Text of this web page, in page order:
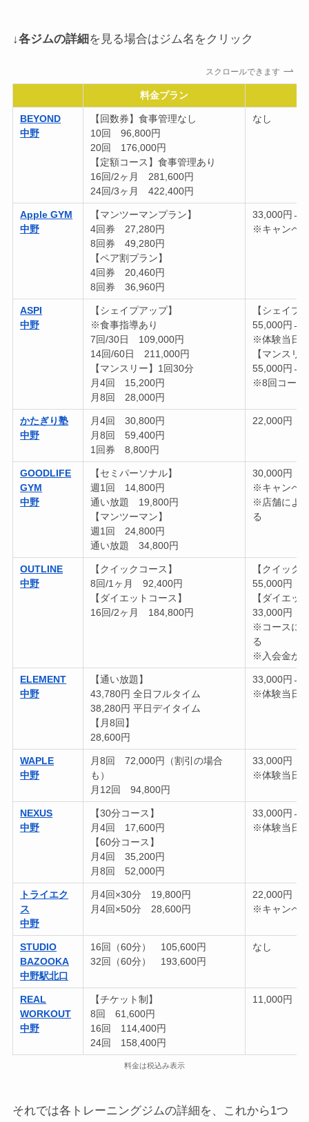
↓各ジムの詳細を見る場合はジム名をクリック
スクロールできます
料金プラン
BEYOND
中野
【回数券】食事管理なし
10回 96,800円
20回 176,000円
【定額コース】食事管理あり
16回/2ヶ月 281,600円
24回/3ヶ月 422,400円
なし
Apple GYM
中野
【マンツーマンプラン】
4回券 27,280円
8回券 49,280円
【ペア割プラン】
4回券 20,460円
8回券 36,960円
33,000円
※キャンペ
ASPI
中野
【シェイプアップ】
※食事指導あり
7回/30日 109,000円
14回/60日 211,000円
【マンスリー】1回30分
月4回 15,200円
月8回 28,000円
【シェイプ
55,000円→
※体験当日
【マンスリ
55,000円→
※8回コース
かたぎり塾
中野
月4回 30,800円
月8回 59,400円
1回券 8,800円
22,000円
GOODLIFE
GYM
中野
【セミパーソナル】
週1回 14,800円
通い放題 19,800円
【マンツーマン】
週1回 24,800円
通い放題 34,800円
30,000円
※キャンペ
※店舗によ
る
OUTLINE
中野
【クイックコース】
8回/1ヶ月 92,400円
【ダイエットコース】
16回/2ヶ月 184,800円
【クイック
55,000円
【ダイエッ
33,000円
※コースに
る
※入会金が
ELEMENT
中野
【通い放題】
43,780円 全日フルタイム
38,280円 平日デイタイム
【月8回】
28,600円
33,000円
※体験当日
WAPLE
中野
月8回 72,000円（割引の場合
も）
月12回 94,800円
33,000円
※体験当日
NEXUS
中野
【30分コース】
月4回 17,600円
【60分コース】
月4回 35,200円
月8回 52,000円
33,000円→0
※体験当日
トライエク
ス
中野
月4回×30分 19,800円
月4回×50分 28,600円
22,000円
※キャンペ
STUDIO
BAZOOKA
中野駅北口
16回（60分） 105,600円
32回（60分） 193,600円
なし
REAL
WORKOUT
中野
【チケット制】
8回 61,600円
16回 114,400円
24回 158,400円
11,000円
料金は税込み表示
それでは各トレーニングジムの詳細を、これから1つ